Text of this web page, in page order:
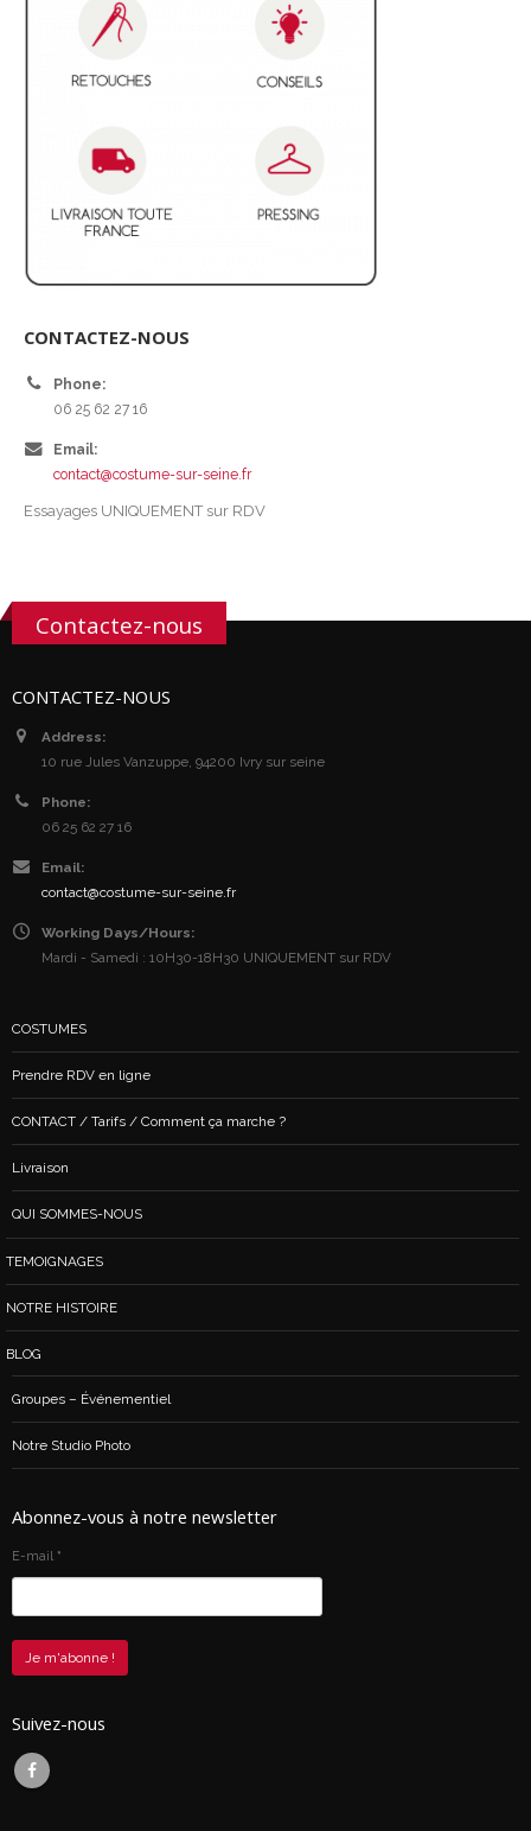
CONTACTEZ-NOUS
Phone:
06 25 62 27 16
Email:
contact@costume-sur-seine.fr
Essayages UNIQUEMENT sur RDV
Contactez-nous
CONTACTEZ-NOUS
Address:
10 rue Jules Vanzuppe, 94200 Ivry sur seine
Phone:
06 25 62 27 16
Email:
contact@costume-sur-seine.fr
Working Days/Hours:
Mardi - Samedi : 10H30-18H30 UNIQUEMENT sur RDV
COSTUMES
Prendre RDV en ligne
CONTACT / Tarifs / Comment ça marche ?
Livraison
QUI SOMMES-NOUS
TEMOIGNAGES
NOTRE HISTOIRE
BLOG
Groupes – Événementiel
Notre Studio Photo
Abonnez-vous à notre newsletter
E-mail *
Suivez-nous